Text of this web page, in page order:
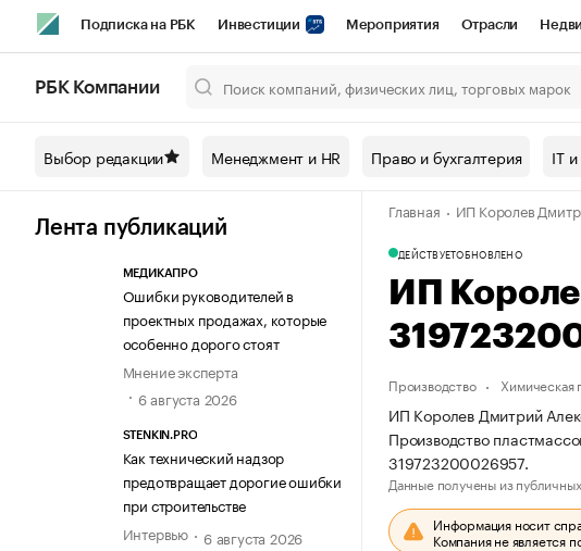
Подписка на РБК Инвестиции Мероприятия Отрасли
Спецпроекты СПб Конференции СПб Спецпроекты Проверка
Технологии и медиа Рынок наличной валюты
РБК Компании
Выбор редакции Менеджмент и HR Право и бухгалтерия IT
Лента публикаций
МЕДИКАПРО
Ошибки руководителей в
проектных продажах, которые
особенно дорого стоят
Мнение эксперта
6 августа 2026
STENKIN.PRO
Как технический надзор
предотвращает дорогие ошибки
при строительстве
Интервью
6 августа 2026
Главная ИП Королев
ДЕЙСТВУЕТОБНОВЛЕНО
ИП
Производство
ИП Королев Дмитрий
Производство
319723200026957.
Данные получены из
Информация носит
Компания не является